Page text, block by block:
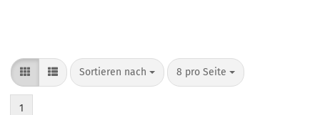
Sortieren nach 8 pro Seite
1